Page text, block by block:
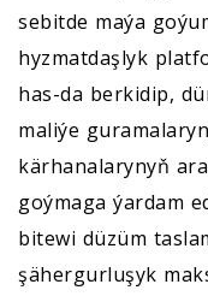
sebitde maýa
hyzmatdaşlyk
has-da berkidip,
maliýe
kärhanalarynyň
goýmaga ýardam
bitewi düzüm
şähergurluşyk